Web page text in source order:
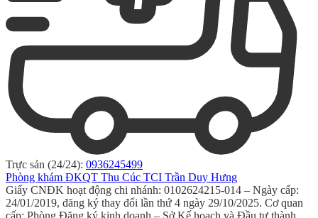
Trực sản (24/24): 0936245499
Phòng khám ĐKQT Thu Cúc TCI Trần Duy Hưng
Giấy CNĐK hoạt động chi nhánh: 0102624215-014 – Ngày cấp:
24/01/2019, đăng ký thay đổi lần thứ 4 ngày 29/10/2025. Cơ quan